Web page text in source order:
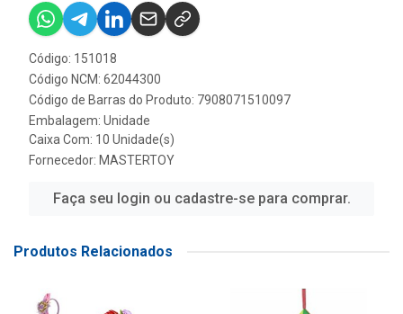
Código: 151018
Código NCM: 62044300
Código de Barras do Produto: 7908071510097
Embalagem: Unidade
Caixa Com: 10 Unidade(s)
Fornecedor: MASTERTOY
Faça seu login ou cadastre-se para comprar.
Produtos Relacionados